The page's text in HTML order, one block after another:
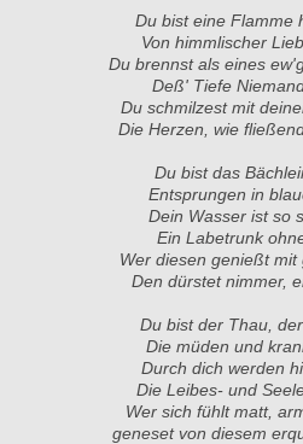
Du bist eine Flamme
Von himmlischer
Du brennst als eines
Deß' Tiefe
Du schmilzest mit
Die Herzen, wie
Du bist das
Entsprungen in
Dein Wasser ist so
Ein Labetrunk
Wer diesen genießt mit
Den dürstet nimmer,
Du bist der Thau,
Die müden und
Durch dich werden
Die Leibes- und
Wer sich fühlt matt,
geneset von diesem